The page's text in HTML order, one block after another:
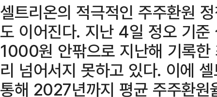
셀트리온의 적극적인 주주환원
도 이어진다. 지난 4일 정오 기
1000원 안팎으로 지난해 기록
리 넘어서지 못하고 있다. 이에
통해 2027년까지 평균 주주환